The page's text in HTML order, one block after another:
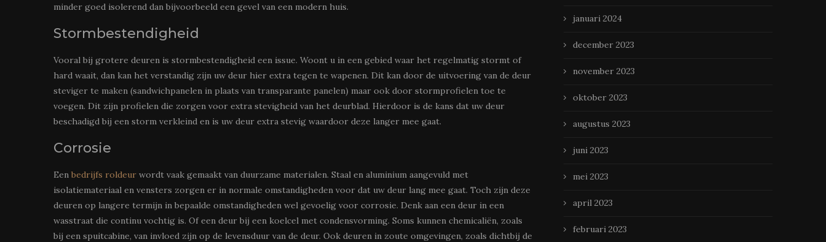
minder goed isolerend dan bijvoorbeeld een gevel van een modern huis.
Stormbestendigheid
Vooral bij grotere deuren is stormbestendigheid een issue. Woont u in een gebied waar het regelmatig stormt of
hard waait, dan kan het verstandig zijn uw deur hier extra tegen te wapenen. Dit kan door de uitvoering van de deur
steviger te maken (sandwichpanelen in plaats van transparante panelen) maar ook door stormprofielen toe te
voegen. Dit zijn profielen die zorgen voor extra stevigheid van het deurblad. Hierdoor is de kans dat uw deur
beschadigd bij een storm verkleind en is uw deur extra stevig waardoor deze langer mee gaat.
Corrosie
Een bedrijfs roldeur wordt vaak gemaakt van duurzame materialen. Staal en aluminium aangevuld met
isolatiemateriaal en vensters zorgen er in normale omstandigheden voor dat uw deur lang mee gaat. Toch zijn deze
deuren op langere termijn in bepaalde omstandigheden wel gevoelig voor corrosie. Denk aan een deur in een
wasstraat die continu vochtig is. Of een deur bij een koelcel met condensvorming. Soms kunnen chemicaliën, zoals
bij een spuitcabine, van invloed zijn op de levensduur van de deur. Ook deuren in zoute omgevingen, zoals dichtbij de
januari 2024
december 2023
november 2023
oktober 2023
augustus 2023
juni 2023
mei 2023
april 2023
februari 2023